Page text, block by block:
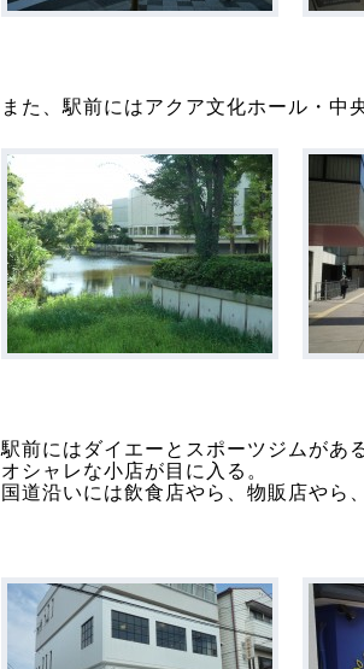
また、駅前にはアクア文化ホール・中
駅前にはダイエーとスポーツジムがあ
オシャレな小店が目に入る。
国道沿いには飲食店やら、物販店やら